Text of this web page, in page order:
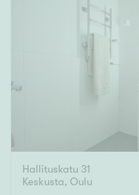
Hallituskatu 31
Keskusta, Oulu